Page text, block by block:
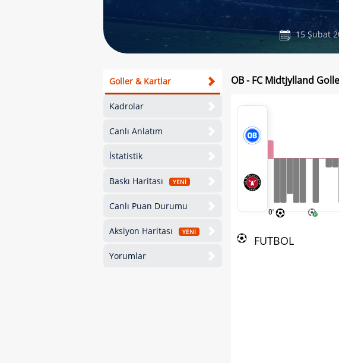
15 Şubat
Goller & Kartlar
Kadrolar
Canlı Anlatım
İstatistik
Baskı Haritası YENİ
Canlı Puan Durumu
Aksiyon Haritası YENİ
Yorumlar
OB - FC Midtjylland
0'
FUTBOL